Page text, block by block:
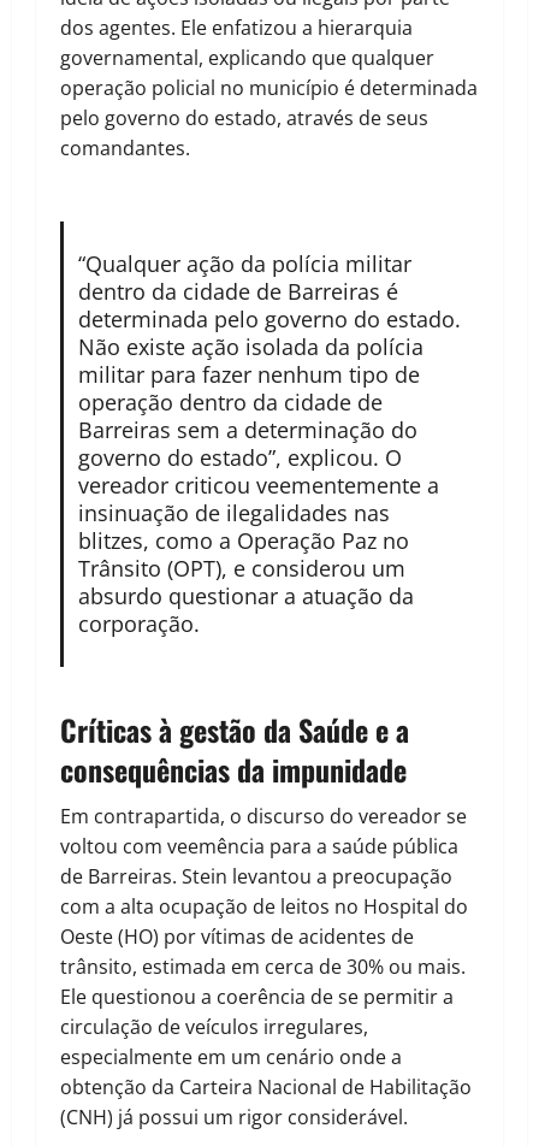
dos agentes. Ele enfatizou a hierarquia
governamental, explicando que qualquer
operação policial no município é determinada
pelo governo do estado, através de seus
comandantes.
“Qualquer ação da polícia militar
dentro da cidade de Barreiras é
determinada pelo governo do estado.
Não existe ação isolada da polícia
militar para fazer nenhum tipo de
operação dentro da cidade de
Barreiras sem a determinação do
governo do estado”, explicou. O
vereador criticou veementemente a
insinuação de ilegalidades nas
blitzes, como a Operação Paz no
Trânsito (OPT), e considerou um
absurdo questionar a atuação da
corporação.
Críticas à gestão da Saúde e a
consequências da impunidade
Em contrapartida, o discurso do vereador se
voltou com veemência para a saúde pública
de Barreiras. Stein levantou a preocupação
com a alta ocupação de leitos no Hospital do
Oeste (HO) por vítimas de acidentes de
trânsito, estimada em cerca de 30% ou mais.
Ele questionou a coerência de se permitir a
circulação de veículos irregulares,
especialmente em um cenário onde a
obtenção da Carteira Nacional de Habilitação
(CNH) já possui um rigor considerável.